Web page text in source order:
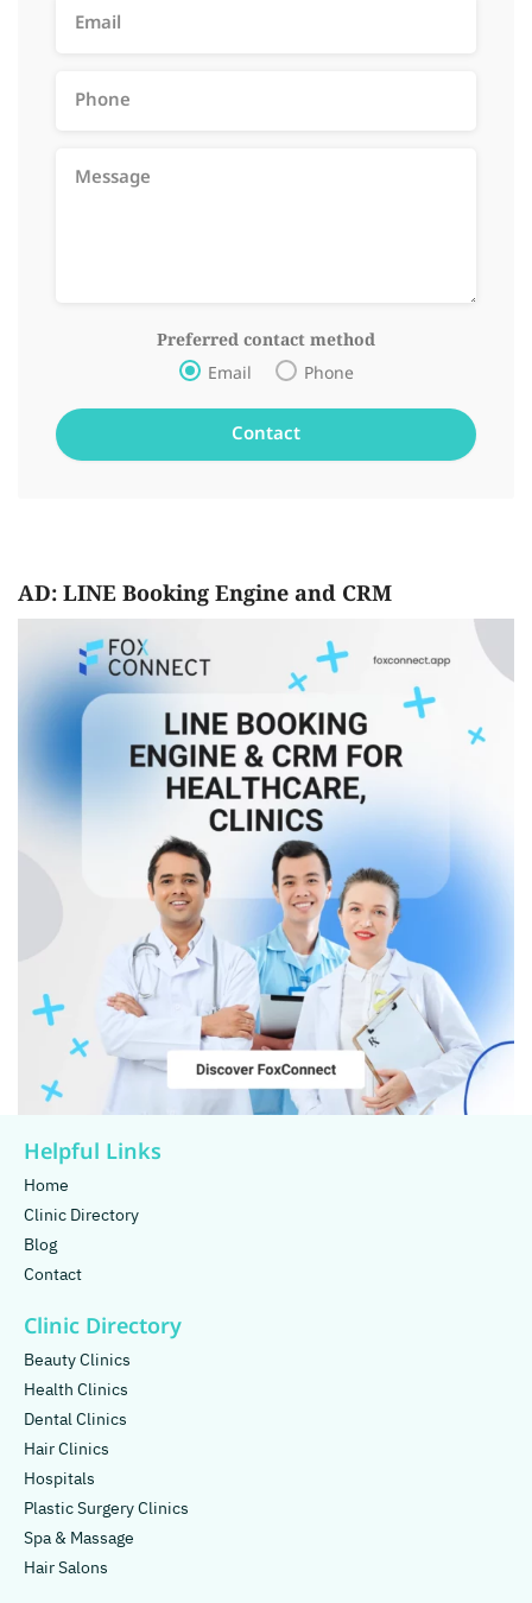
Preferred contact method
Email Phone
AD: LINE Booking Engine and CRM
Helpful Links
Home
Clinic Directory
Blog
Contact
Clinic Directory
Beauty Clinics
Health Clinics
Dental Clinics
Hair Clinics
Hospitals
Plastic Surgery Clinics
Spa & Massage
Hair Salons